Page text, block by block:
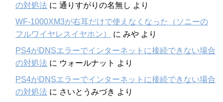
の対処法 に 通りすがりの名無し より
WF-1000XM3が右耳だけで使えなくなった（ソニーの
フルワイヤレスイヤホン）
に みや より
PS4がDNSエラーでインターネットに接続できない場合
の対処法 に ウォールナット より
PS4がDNSエラーでインターネットに接続できない場合
の対処法 に さいとうみづき より